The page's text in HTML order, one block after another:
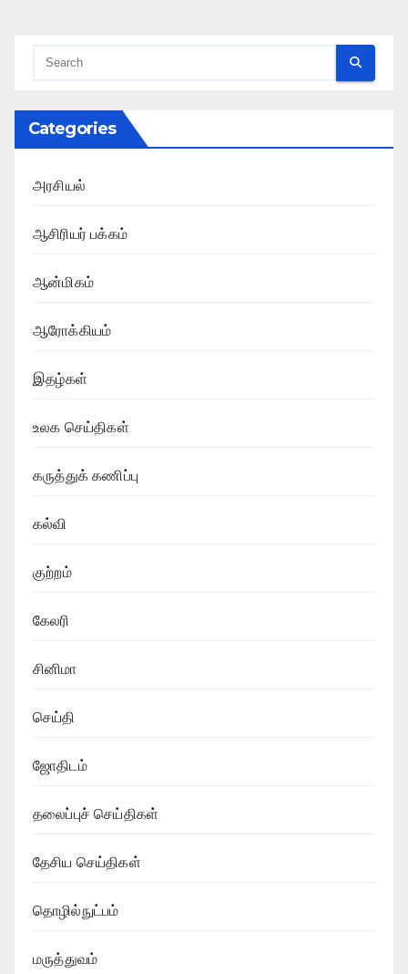
Categories
அரசியல்
ஆசிரியர் பக்கம்
ஆன்மிகம்
ஆரோக்கியம்
இதழ்கள்
உலக செய்திகள்
கருத்துக் கணிப்பு
கல்வி
குற்றம்
கேலரி
சினிமா
செய்தி
ஜோதிடம்
தலைப்புச் செய்திகள்
தேசிய செய்திகள்
தொழில்நுட்பம்
மருத்துவம்